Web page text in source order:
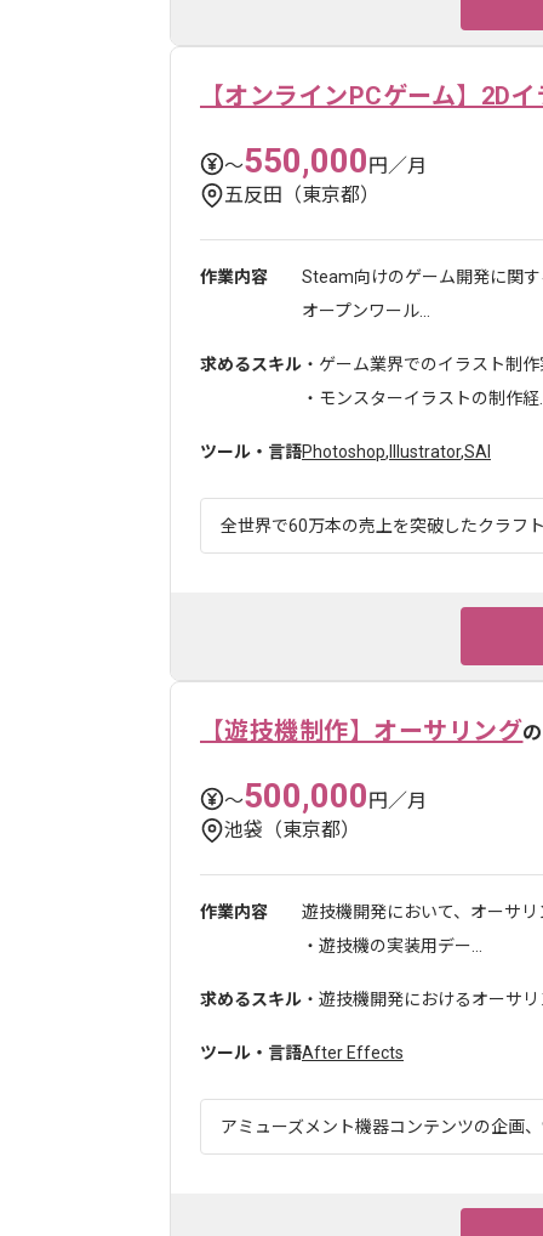
【オンラインPCゲーム】2D
〜550,000円／月
五反田（東京都）
作業内容
Steam向けのゲーム開発に関
オープンワール...
求めるスキル ・ゲーム業界でのイラスト制
・モンスターイラストの制作経
ツール・言語Photoshop, Illustrator,SAI
全世界で60万本の売上を突破したクラフ
【遊技機制作】オーサリング
〜500,000円／月
池袋（東京都）
作業内容
遊技機開発において、オーサ
・遊技機の実装用デー...
求めるスキル ・遊技機開発におけるオーサ
ツール・言語After Effects
アミューズメント機器コンテンツの企画